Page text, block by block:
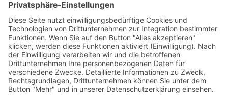
Geschäftsmodelle
›Vorstandswechsel Westenergie: Böddeling übernimmt
befristet
›Wasserstoff-Hochlauf: Dialog, Infrastruktur und
konkrete Schritte
›Solaranlage Regenbogenfarben: FC St. Pauli und
LichtBlick installieren erste weltweite Anlage